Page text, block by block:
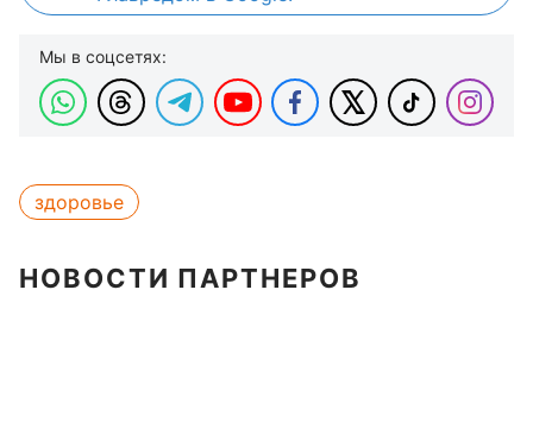
Мы в соцсетях:
здоровье
НОВОСТИ ПАРТНЕРОВ